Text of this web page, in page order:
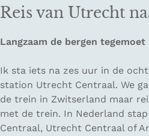
Reis van Utrecht
Langzaam de bergen tegemoet
Ik sta iets na zes uur in de
station Utrecht Centraal. We
de trein in Zwitserland maar
met de trein. In Nederland
Centraal, Utrecht Centraal of